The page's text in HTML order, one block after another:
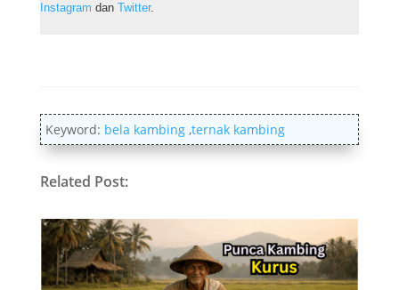
Instagram dan Twitter.
Keyword: bela kambing,ternak kambing
Related Post: